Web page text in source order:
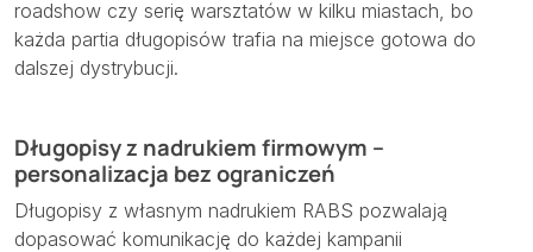
roadshow czy serię warsztatów w kilku miastach, bo
każda partia długopisów trafia na miejsce gotowa do
dalszej dystrybucji.
Długopisy z nadrukiem firmowym –
personalizacja bez ograniczeń
Długopisy z własnym nadrukiem RABS pozwalają
dopasować komunikację do każdej kampanii